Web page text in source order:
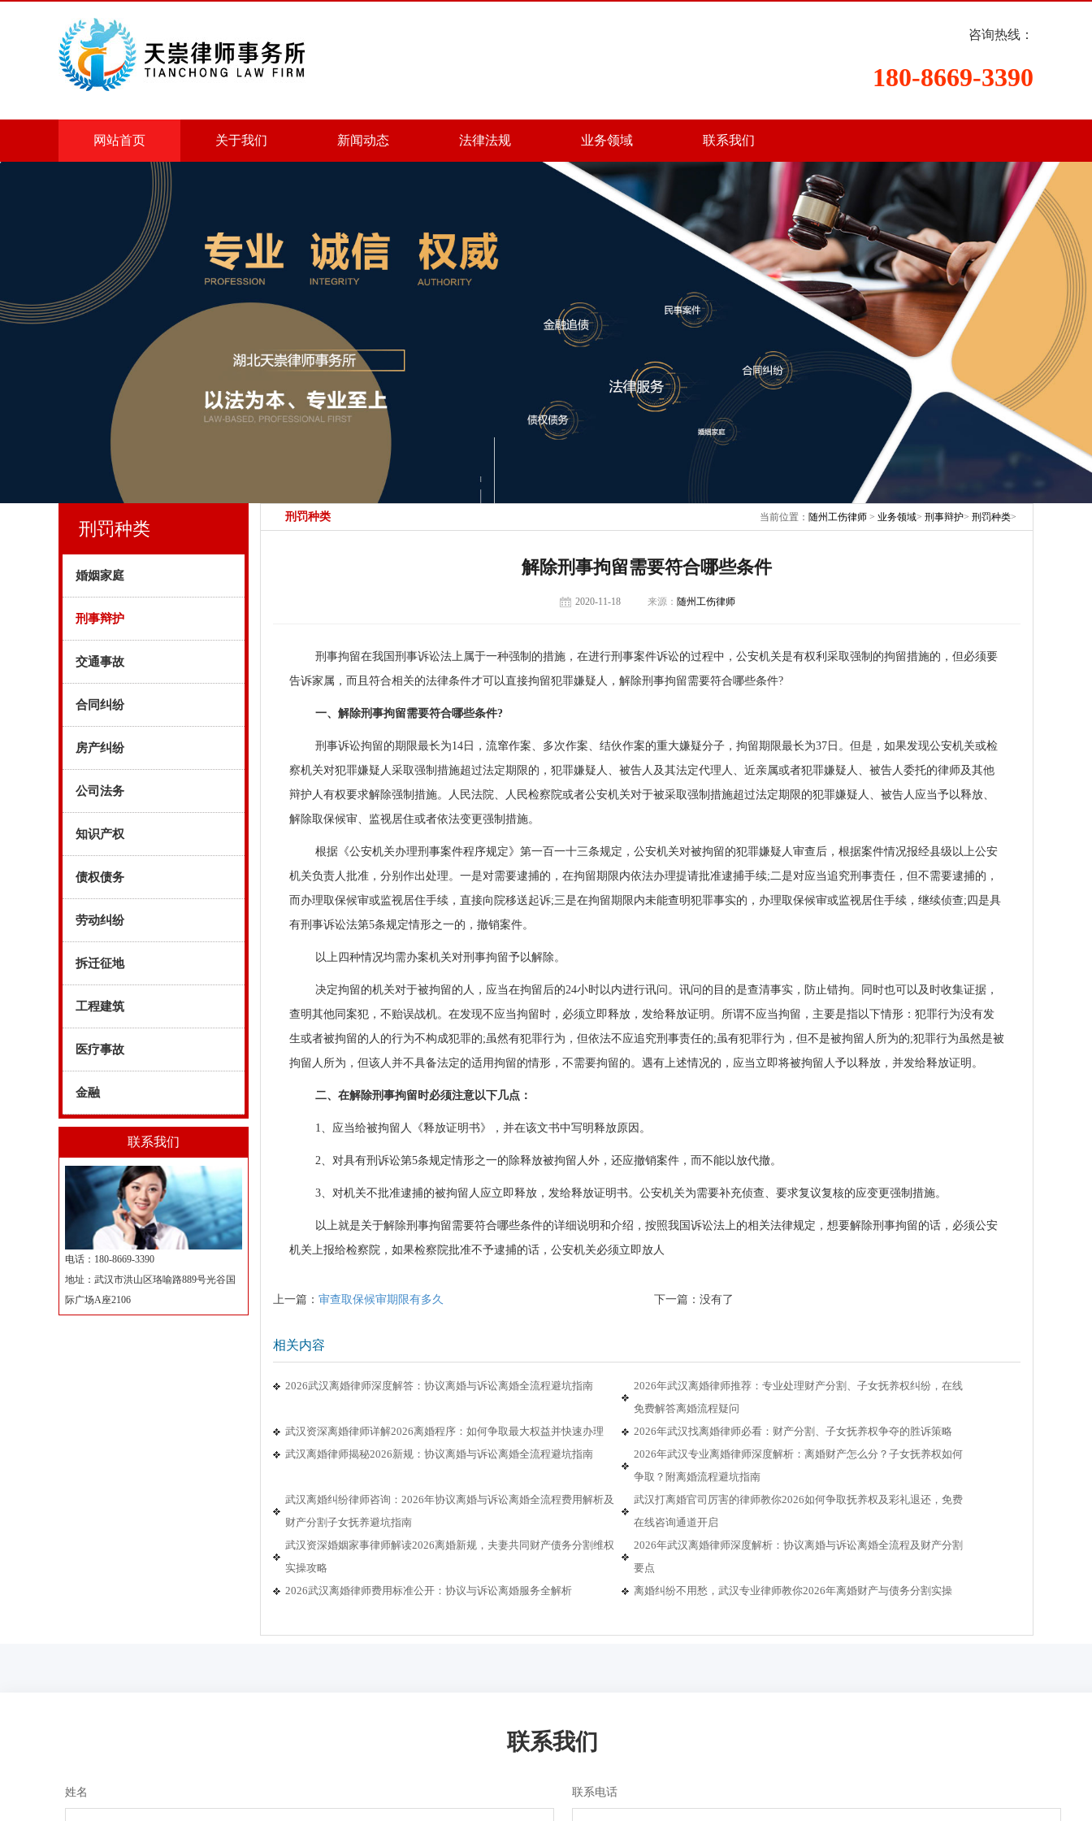
咨询热线：
180-8669-3390
网站首页 关于我们 新闻动态 法律法规 业务领域 联系我们
刑罚种类 当前位置： 随州工伤律师 > 业务领域> 刑事辩护> 刑罚种类>
解除刑事拘留需要符合哪些条件
2020-11-18 来源： 随州工伤律师
刑事拘留在我国刑事诉讼法上属于一种强制的措施，在进行刑事案件诉讼的过程中，公安机关是有权利采取强制的拘留措施的，但必须要
告诉家属，而且符合相关的法律条件才可以直接拘留犯罪嫌疑人，解除刑事拘留需要符合哪些条件?
一、解除刑事拘留需要符合哪些条件?
刑事诉讼拘留的期限最长为14日，流窜作案、多次作案、结伙作案的重大嫌疑分子，拘留期限最长为37日。但是，如果发现公安机关或检
察机关对犯罪嫌疑人采取强制措施超过法定期限的，犯罪嫌疑人、被告人及其法定代理人、近亲属或者犯罪嫌疑人、被告人委托的律师及其他
辩护人有权要求解除强制措施。人民法院、人民检察院或者公安机关对于被采取强制措施超过法定期限的犯罪嫌疑人、被告人应当予以释放、
解除取保候审、监视居住或者依法变更强制措施。
根据《公安机关办理刑事案件程序规定》第一百一十三条规定，公安机关对被拘留的犯罪嫌疑人审查后，根据案件情况报经县级以上公安
机关负责人批准，分别作出处理。一是对需要逮捕的，在拘留期限内依法办理提请批准逮捕手续;二是对应当追究刑事责任，但不需要逮捕的，
而办理取保候审或监视居住手续，直接向院移送起诉;三是在拘留期限内未能查明犯罪事实的，办理取保候审或监视居住手续，继续侦查;四是具
有刑事诉讼法第5条规定情形之一的，撤销案件。
以上四种情况均需办案机关对刑事拘留予以解除。
决定拘留的机关对于被拘留的人，应当在拘留后的24小时以内进行讯问。讯问的目的是查清事实，防止错拘。同时也可以及时收集证据，
查明其他同案犯，不贻误战机。在发现不应当拘留时，必须立即释放，发给释放证明。所谓不应当拘留，主要是指以下情形：犯罪行为没有发
生或者被拘留的人的行为不构成犯罪的;虽然有犯罪行为，但依法不应追究刑事责任的;虽有犯罪行为，但不是被拘留人所为的;犯罪行为虽然是被
拘留人所为，但该人并不具备法定的适用拘留的情形，不需要拘留的。遇有上述情况的，应当立即将被拘留人予以释放，并发给释放证明。
二、在解除刑事拘留时必须注意以下几点：
1、应当给被拘留人《释放证明书》，并在该文书中写明释放原因。
2、对具有刑诉讼第5条规定情形之一的除释放被拘留人外，还应撤销案件，而不能以放代撤。
3、对机关不批准逮捕的被拘留人应立即释放，发给释放证明书。公安机关为需要补充侦查、要求复议复核的应变更强制措施。
以上就是关于解除刑事拘留需要符合哪些条件的详细说明和介绍，按照我国诉讼法上的相关法律规定，想要解除刑事拘留的话，必须公安
机关上报给检察院，如果检察院批准不予逮捕的话，公安机关必须立即放人
上一篇： 审查取保候审期限有多久 下一篇：没有了
相关内容
2026武汉离婚律师深度解答：协议离婚与诉讼离婚全流程避坑指南
2026年武汉离婚律师推荐：专业处理财产分割、子女抚养权纠纷，在线
免费解答离婚流程疑问
武汉资深离婚律师详解2026离婚程序：如何争取最大权益并快速办理
2026年武汉找离婚律师必看：财产分割、子女抚养权争夺的胜诉策略
武汉离婚律师揭秘2026新规：协议离婚与诉讼离婚全流程避坑指南
2026年武汉专业离婚律师深度解析：离婚财产怎么分？子女抚养权如何
争取？附离婚流程避坑指南
武汉离婚纠纷律师咨询：2026年协议离婚与诉讼离婚全流程费用解析及
财产分割子女抚养避坑指南
武汉打离婚官司厉害的律师教你2026如何争取抚养权及彩礼退还，免费
在线咨询通道开启
武汉资深婚姻家事律师解读2026离婚新规，夫妻共同财产债务分割维权
实操攻略
2026年武汉离婚律师深度解析：协议离婚与诉讼离婚全流程及财产分割
要点
2026武汉离婚律师费用标准公开：协议与诉讼离婚服务全解析
离婚纠纷不用愁，武汉专业律师教你2026年离婚财产与债务分割实操
刑罚种类
婚姻家庭
刑事辩护
交通事故
合同纠纷
房产纠纷
公司法务
知识产权
债权债务
劳动纠纷
拆迁征地
工程建筑
医疗事故
金融
联系我们
电话：180-8669-3390
地址：武汉市洪山区珞喻路889号光谷国
际广场A座2106
联系我们
姓名 联系电话